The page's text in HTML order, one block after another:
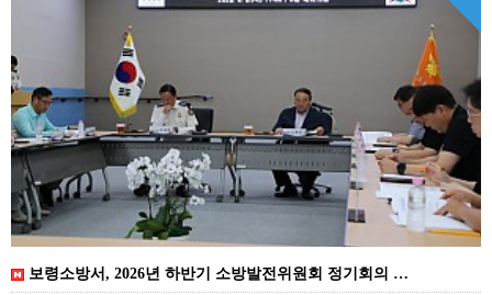
보령소방서, 2026년 하반기 소방발전위원회 정기회의 …